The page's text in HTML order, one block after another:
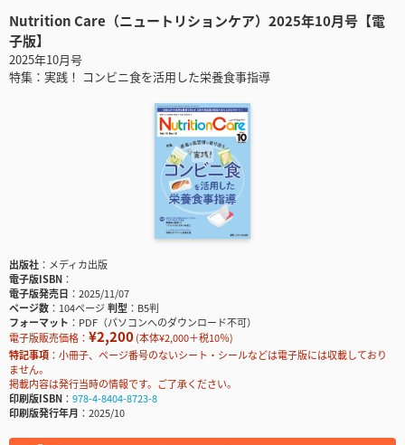
Nutrition Care（ニュートリションケア）2025年10月号【電
子版】
2025年10月号
特集：実践！ コンビニ食を活用した栄養食事指導
出版社
メディカ出版
電子版ISBN
電子版発売日
2025/11/07
ページ数
104ページ判型
B5判
フォーマット
PDF（パソコンへのダウンロード不可）
電子版販売価格： ¥2,200(本体¥2,000＋税10％)
特記事項
小冊子、ページ番号のないシート・シールなどは電子版には収載しており
ません。
掲載内容は発行当時の情報です。ご了承ください。
印刷版ISBN
978-4-8404-8723-8
印刷版発行年月
2025/10